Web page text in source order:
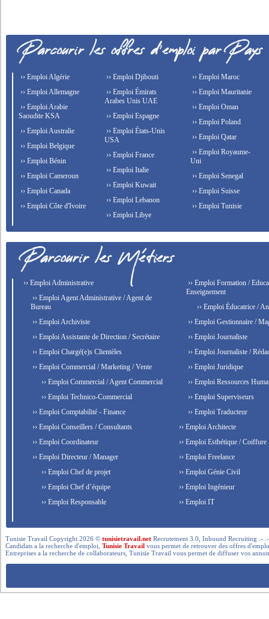
›› Emploi Algérie
›› Emploi Allemagne
›› Emploi Arabie
Saoudite KSA
›› Emploi Australie
›› Emploi Belgique
›› Emploi Bénin
›› Emploi Cameroun
›› Emploi Canada
›› Emploi Côte d'Ivoire
›› Emploi Djibouti
›› Emploi Émirats
Arabes Unis UAE
›› Emploi Espagne
›› Emploi États-Unis
USA
›› Emploi France
›› Emploi Italie
›› Emploi Kuwait
›› Emploi Lebanon
›› Emploi Libye
›› Emploi Maroc
›› Emploi Mauritanie
›› Emploi Oman
›› Emploi Poland
›› Emploi Qatar
›› Emploi Royaume-
Uni
›› Emploi Senegal
›› Emploi Suisse
›› Emploi Tunisie
›› Emploi Administrative
›› Emploi Agent Administrative / Agent de
Bureau
›› Emploi Archiviste
›› Emploi Assistante de Direction / Secrétaire
›› Emploi Chargé(e)s Clientèles
›› Emploi Commercial / Marketing / Vente
›› Emploi Commercial / Agent Commercial
›› Emploi Technico-Commercial
›› Emploi Comptabilité - Finance
›› Emploi Conseillers / Consultants
›› Emploi Coordinateur
›› Emploi Directeur / Manager
›› Emploi Chef de projet
›› Emploi Chef d’équipe
›› Emploi Responsable
›› Emploi Formation /
Enseignement
›› Emploi Éducatrice /
›› Emploi Gestionnaire /
›› Emploi Journaliste
›› Emploi Journaliste /
›› Emploi Juridique
›› Emploi Ressources
›› Emploi Superviseurs
›› Emploi Traducteur
›› Emploi Architecte
›› Emploi Esthétique / Coiffure
›› Emploi Freelance
›› Emploi Génie Civil
›› Emploi Ingénieur
›› Emploi IT
Tunisie Travail Copyright 2026 ©tunisietravail.net Recrutement 3.0, Inbound Recruiting .-
Candidats a la recherche d'emploi,Tunisie Travail vous permet de retrouver des offres
Entreprises a la recherche de collaborateurs, Tunisie Travail vous permet de diffuser vos